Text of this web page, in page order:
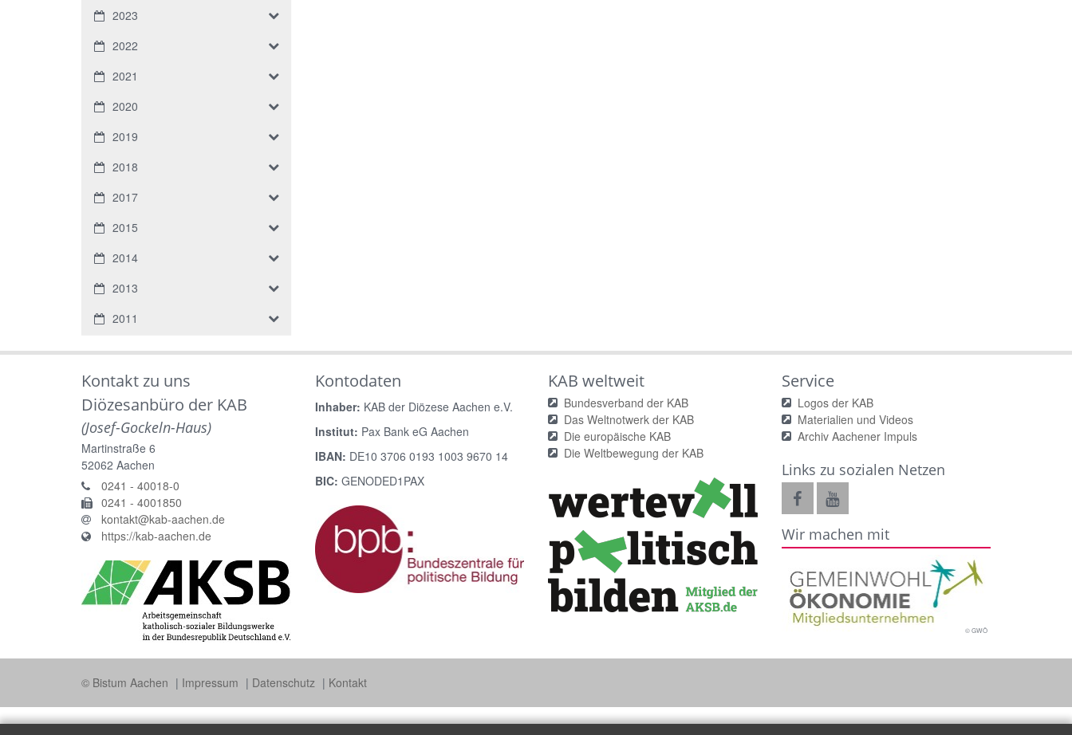
2023
2022
2021
2020
2019
2018
2017
2015
2014
2013
2011
Kontakt zu uns
Diözesanbüro der KAB
(Josef-Gockeln-Haus)
Martinstraße 6
52062 Aachen
0241 - 40018-0
0241 - 4001850
kontakt@kab-aachen.de
https://kab-aachen.de
Kontodaten
Inhaber: KAB der Diözese Aachen e.V.
Institut: Pax Bank eG Aachen
IBAN: DE10 3706 0193 1003 9670 14
BIC: GENODED1PAX
KAB weltweit
Bundesverband der KAB
Das Weltnotwerk der KAB
Die europäische KAB
Die Weltbewegung der KAB
Service
Logos der KAB
Materialien und Videos
Archiv Aachener Impuls
Links zu sozialen Netzen
Wir machen mit
© GWÖ
© Bistum Aachen Impressum Datenschutz Kontakt